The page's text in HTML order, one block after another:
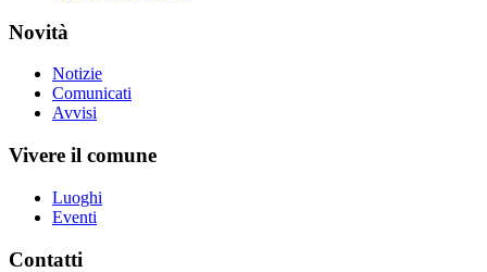
Novità
Notizie
Comunicati
Avvisi
Vivere il comune
Luoghi
Eventi
Contatti